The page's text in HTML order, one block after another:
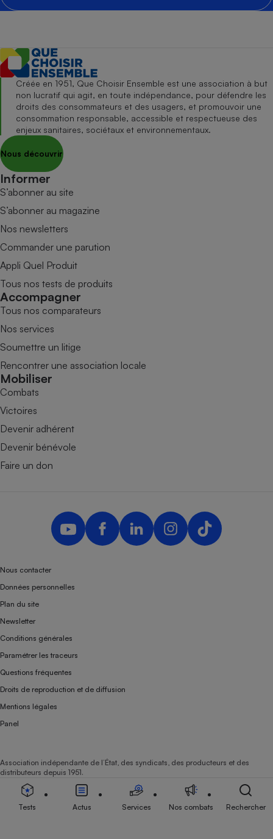
Créée en 1951, Que Choisir Ensemble est une association à but
non lucratif qui agit, en toute indépendance, pour défendre les
droits des consommateurs et des usagers, et promouvoir une
consommation responsable, accessible et respectueuse des
enjeux sanitaires, sociétaux et environnementaux.
Nous découvrir
Informer
S’abonner au site
S’abonner au magazine
Nos newsletters
Commander une parution
Appli Quel Produit
Tous nos tests de produits
Accompagner
Tous nos comparateurs
Nos services
Soumettre un litige
Rencontrer une association locale
Mobiliser
Combats
Victoires
Devenir adhérent
Devenir bénévole
Faire un don
Nous contacter
Données personnelles
Plan du site
Newsletter
Conditions générales
Paramétrer les traceurs
Questions fréquentes
Droits de reproduction et de diffusion
Mentions légales
Panel
Association indépendante de l’État, des syndicats, des producteurs et des
distributeurs depuis 1951.
Tests Actus Services Nos combats Rechercher